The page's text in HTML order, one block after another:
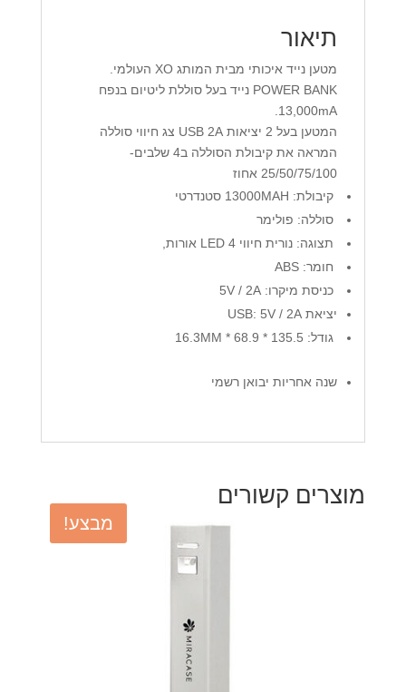
תיאור
מטען נייד איכותי מבית המותג XO העולמי.
POWER BANK
נייד בעל סוללת ליטיום בנפח
13,000mA.
המטען בעל 2 יציאות
USB 2A צג חיווי סוללה
המראה את קיבולת הסוללה ב4 שלבים-
25/50/75/100 אחוז
קיבולת: 13000MAH סטנדרטי
סוללה: פולימר
תצוגה: נורית חיווי
LED 4 אורות,
חומר: ABS
כניסת מיקרו: 5V / 2A
יציאת
USB: 5V / 2A
גודל: 135.5 * 68.9 * 16.3MM
שנה אחריות יבואן רשמי
מוצרים קשורים
מבצע!